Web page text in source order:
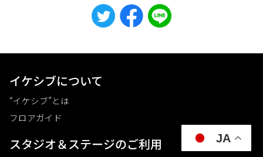
イケシブについて
“イケシブ”とは
フロアガイド
スタジオ＆ステージのご利⽤ JA